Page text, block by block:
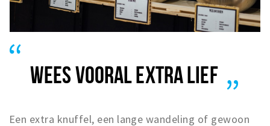
WEES VOORAL EXTRA LIEF
Een extra knuffel, een lange wandeling of gewoon